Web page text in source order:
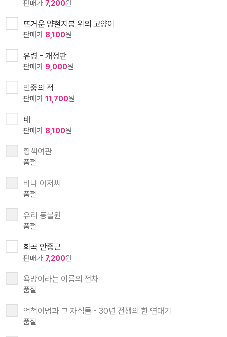
판매가 7,200원
뜨거운 양철지붕 위의 고양이
판매가 8,100원
유령 - 개정판
판매가 9,000원
민중의 적
판매가 11,700원
태
판매가 8,100원
황색여관
품절
바냐 아저씨
품절
유리 동물원
품절
희곡 안중근
판매가 7,200원
욕망이라는 이름의 전차
품절
억척어멈과 그 자식들 - 30년 전쟁의 한 연대기
품절